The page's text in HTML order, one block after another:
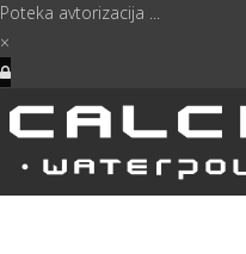
Poteka avtorizacija ...
×